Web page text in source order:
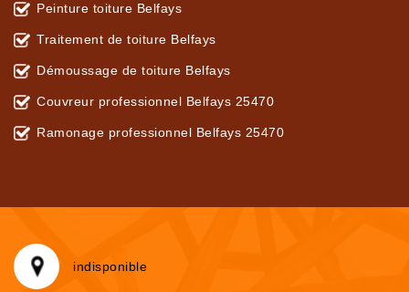
Peinture toiture Belfays
Traitement de toiture Belfays
Démoussage de toiture Belfays
Couvreur professionnel Belfays 25470
Ramonage professionnel Belfays 25470
indisponible